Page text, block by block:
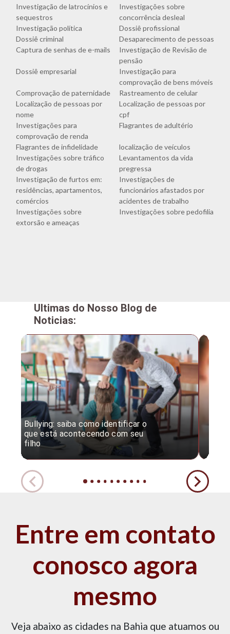
Investigação de latrocínios e
sequestros
Investigações sobre
concorrência desleal
Investigação política
Dossiê profissional
Dossiê criminal
Desaparecimento de pessoas
Captura de senhas de e-mails
Investigação de Revisão de
pensão
Dossiê empresarial
Investigação para
comprovação de bens móveis
Comprovação de paternidade
Rastreamento de celular
Localização de pessoas por
nome
Localização de pessoas por
cpf
Investigações para
comprovação de renda
Flagrantes de adultério
Flagrantes de infidelidade
localização de veículos
Investigações sobre tráfico
de drogas
Levantamentos da vida
pregressa
Investigação de furtos em:
residências, apartamentos,
comércios
Investigações de
funcionários afastados por
acidentes de trabalho
Investigações sobre
extorsão e ameaças
Investigações sobre pedofilia
Ultimas do Nosso Blog de
Noticias:
Bullying: saiba como identificar o
que está acontecendo com seu
filho
Entre em contato
conosco agora
mesmo
Veja abaixo as cidades na Bahia que atuamos ou